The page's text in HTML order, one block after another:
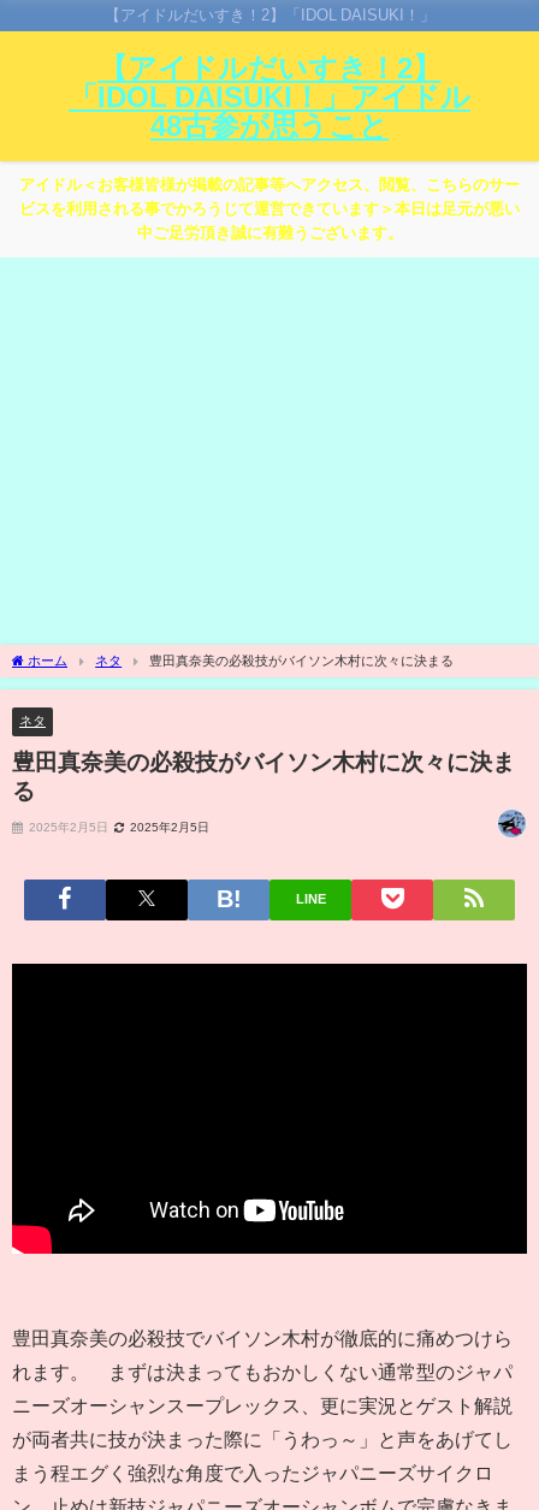
【アイドルだいすき！2】「IDOL DAISUKI！」
【アイドルだいすき！2】
「IDOL DAISUKI！」アイドル
48古参が思うこと
アイドル＜お客様皆様が掲載の記事等へアクセス、閲覧、こちらのサー
ビスを利用される事でかろうじて運営できています＞本日は足元が悪い
中ご足労頂き誠に有難うございます。
ホーム ネタ 豊田真奈美の必殺技がバイソン木村に次々に決まる
ネタ
豊田真奈美の必殺技がバイソン木村に次々に決ま
る
2025年2月5日 2025年2月5日
LINE
豊田真奈美の必殺技でバイソン木村が徹底的に痛めつけら
れます。 まずは決まってもおかしくない通常型のジャパ
ニーズオーシャンスープレックス、更に実況とゲスト解説
が両者共に技が決まった際に「うわっ～」と声をあげてし
まう程エグく強烈な角度で入ったジャパニーズサイクロ
ン、止めは新技ジャパニーズオーシャンボムで完膚なきま